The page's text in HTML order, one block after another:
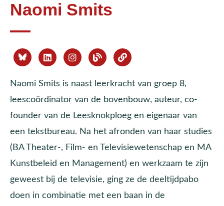
Naomi Smits
Naomi Smits is naast leerkracht van groep 8,
leescoördinator van de bovenbouw, auteur, co-
founder van de Leesknokploeg en eigenaar van
een tekstbureau. Na het afronden van haar studies
(BA Theater-, Film- en Televisiewetenschap en MA
Kunstbeleid en Management) en werkzaam te zijn
geweest bij de televisie, ging ze de deeltijdpabo
doen in combinatie met een baan in de